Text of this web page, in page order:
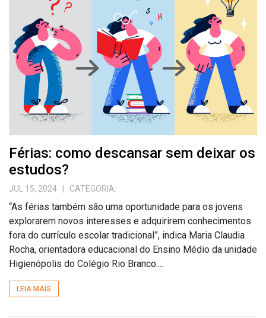
Férias: como descansar sem deixar os
estudos?
JUL 15, 2024 | CATEGORIA:
“As férias também são uma oportunidade para os jovens
explorarem novos interesses e adquirirem conhecimentos
fora do currículo escolar tradicional”, indica Maria Claudia
Rocha, orientadora educacional do Ensino Médio da unidade
Higienópolis do Colégio Rio Branco....
LEIA MAIS